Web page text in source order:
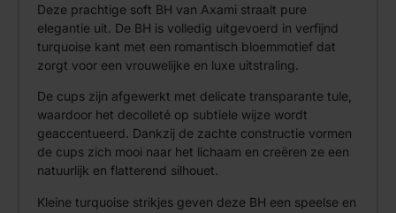
Deze prachtige soft BH van Axami straalt pure
elegantie uit. De BH is volledig uitgevoerd in verfijnd
turquoise kant met een romantisch bloemmotief dat
zorgt voor een vrouwelijke en luxe uitstraling.
De cups zijn afgewerkt met delicate transparante tule,
waardoor het decolleté op subtiele wijze wordt
geaccentueerd. Dankzij de zachte constructie vormen
de cups zich mooi naar het lichaam en creëren ze een
natuurlijk en flatterend silhouet.
Kleine turquoise strikjes geven deze BH een speelse en